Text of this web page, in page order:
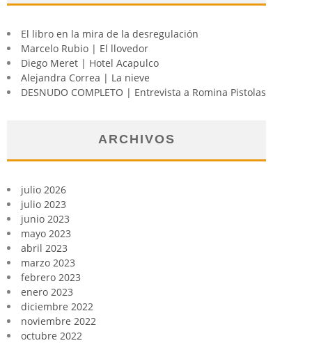
El libro en la mira de la desregulación
Marcelo Rubio | El llovedor
Diego Meret | Hotel Acapulco
Alejandra Correa | La nieve
DESNUDO COMPLETO | Entrevista a Romina Pistolas
ARCHIVOS
julio 2026
julio 2023
junio 2023
mayo 2023
abril 2023
marzo 2023
febrero 2023
enero 2023
diciembre 2022
noviembre 2022
octubre 2022